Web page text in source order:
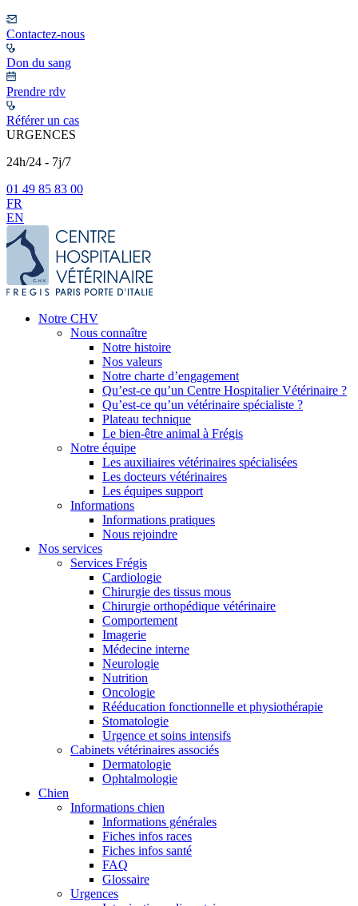
Contactez-nous
Don du sang
Prendre rdv
Référer un cas
URGENCES
24h/24 - 7j/7
01 49 85 83 00
FR
EN
Notre CHV
Nous connaître
Notre histoire
Nos valeurs
Notre charte d’engagement
Qu’est-ce qu’un Centre Hospitalier Vétérinaire ?
Qu’est-ce qu’un vétérinaire spécialiste ?
Plateau technique
Le bien-être animal à Frégis
Notre équipe
Les auxiliaires vétérinaires spécialisées
Les docteurs vétérinaires
Les équipes support
Informations
Informations pratiques
Nous rejoindre
Nos services
Services Frégis
Cardiologie
Chirurgie des tissus mous
Chirurgie orthopédique vétérinaire
Comportement
Imagerie
Médecine interne
Neurologie
Nutrition
Oncologie
Rééducation fonctionnelle et physiothérapie
Stomatologie
Urgence et soins intensifs
Cabinets vétérinaires associés
Dermatologie
Ophtalmologie
Chien
Informations chien
Informations générales
Fiches infos races
Fiches infos santé
FAQ
Glossaire
Urgences